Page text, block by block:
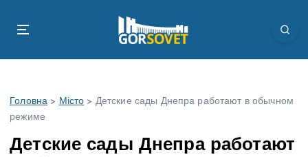
Головна > Місто > Детские сады Днепра работают в обычном
режиме
Детские сады Днепра работают